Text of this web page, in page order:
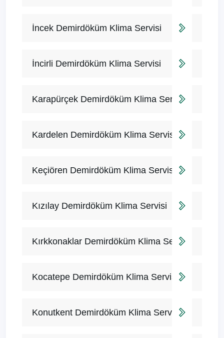
İncek Demirdöküm Klima Servisi
İncirli Demirdöküm Klima Servisi
Karapürçek Demirdöküm Klima Servisi
Kardelen Demirdöküm Klima Servisi
Keçiören Demirdöküm Klima Servisi
Kızılay Demirdöküm Klima Servisi
Kırkkonaklar Demirdöküm Klima Servisi
Kocatepe Demirdöküm Klima Servisi
Konutkent Demirdöküm Klima Servisi